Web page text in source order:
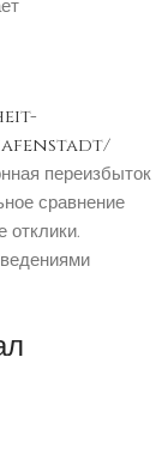
переизбыток
сравнение
отклики.